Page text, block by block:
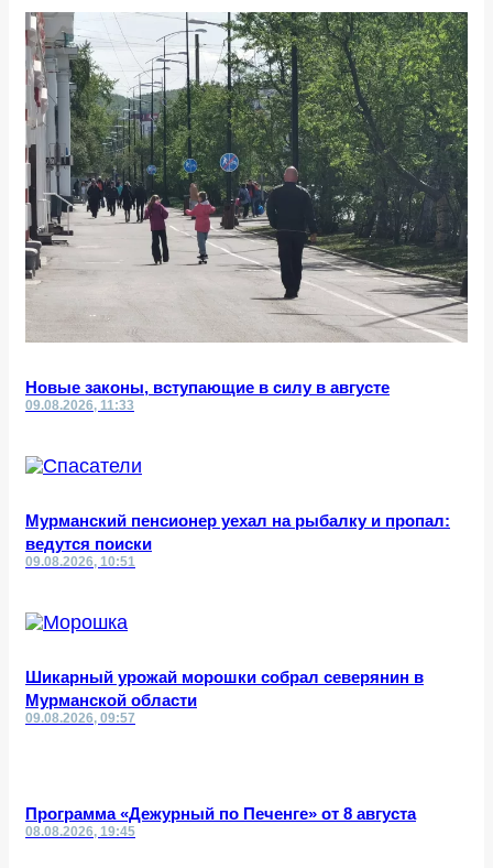
Новые законы, вступающие в силу в августе
09.08.2026, 11:33
Мурманский пенсионер уехал на рыбалку и пропал:
ведутся поиски
09.08.2026, 10:51
Шикарный урожай морошки собрал северянин в
Мурманской области
09.08.2026, 09:57
Программа «Дежурный по Печенге» от 8 августа
08.08.2026, 19:45